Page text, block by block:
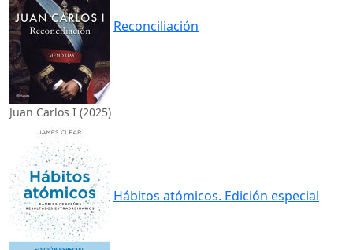
Reconciliación
Juan Carlos I (2025)
Hábitos atómicos. Edición especial